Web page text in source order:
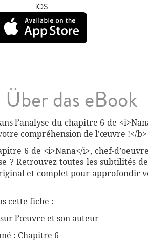
iOS
Über das eBook
l’analyse du chapitre 6 de
compréhension de l’œuvre !</b>
6 de <i>Nana</i>, chef-
? Retrouvez toutes les subtilités
et complet pour approfondir
cette fiche :
l’œuvre et son auteur
: Chapitre 6